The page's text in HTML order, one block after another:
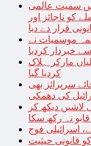
سمیت عالمی
کو ناجائز اور
قرار دے دیا
موسمیات نے
خبردار کردیا
کو گولیاں مارکر ہلاک
کردیا گیا
سرپرائز بھی
کی دھمکی
لاشیں دیکھ کر
نہ رکھ سکا
اسرائیلی فوج
قانونی حیثیت